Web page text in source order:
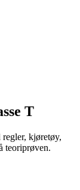
T
kjøretøy,
teoriprøven.